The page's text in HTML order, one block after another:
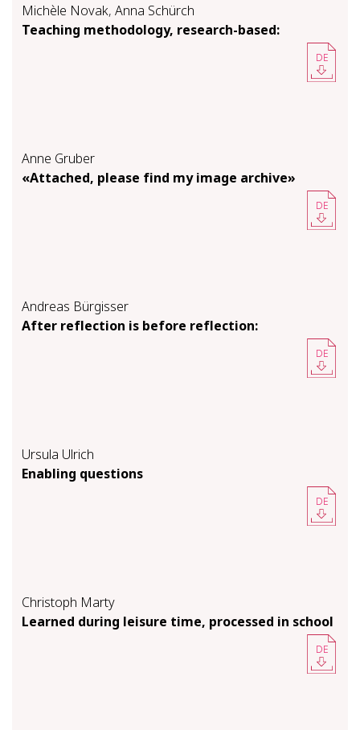
Michèle Novak, Anna Schürch
Teach­ing method­ol­o­gy, re­search-​based:
DE
Anne Gruber
«At­tached, please find my im­age archive»
DE
Andreas Bürgisser
Af­ter re­flec­tion is be­fore re­flec­tion:
DE
Ursula Ulrich
En­ab­ling ques­ti­ons
DE
Christoph Marty
Learned dur­ing leisure time, processed in school
DE